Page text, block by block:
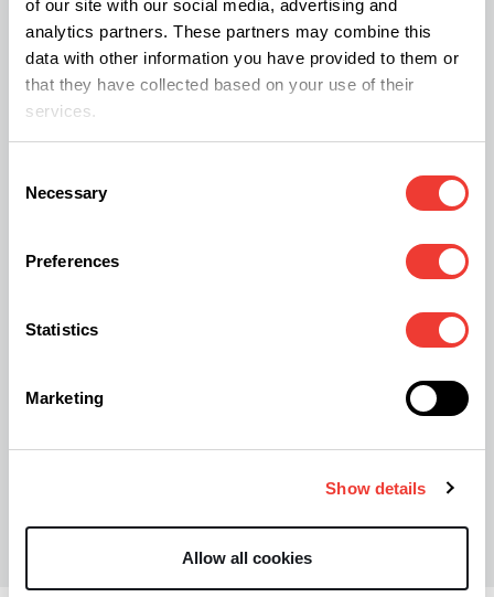
of our site with our social media, advertising and
analytics partners. These partners may combine this
data with other information you have provided to them or
that they have collected based on your use of their
services.
Selection
Necessary
Preferences
Statistics
Marketing
Show details
Allow all cookies
Disfrutar de una Navidad con marihuana puede
ser una experiencia divertida y única, siempre y
cuando se consuma de manera responsable y
consciente. Recuerda dosificar adecuadamente
tus edibles, esperar el tiempo necesario para
sentir los efectos y disfrutar de las actividades y
recetas cannábicas que harán de tu celebración
algo especial. Si sigues estos consejos, tendrás
una Navidad memorable llena de risas, buena